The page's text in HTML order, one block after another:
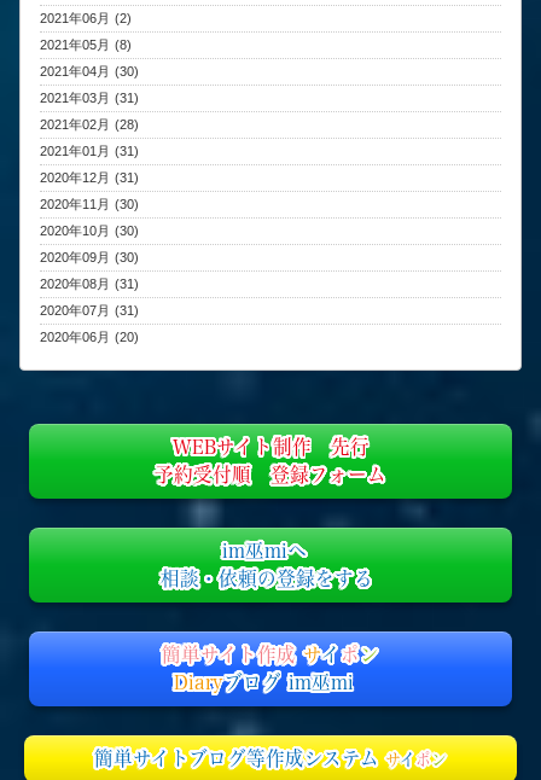
2021年06月 (2)
2021年05月 (8)
2021年04月 (30)
2021年03月 (31)
2021年02月 (28)
2021年01月 (31)
2020年12月 (31)
2020年11月 (30)
2020年10月 (30)
2020年09月 (30)
2020年08月 (31)
2020年07月 (31)
2020年06月 (20)
WEBサイト制作 先行
予約受付順 登録フォーム
im巫miへ
相談・依頼の登録をする
簡単サイト作成サイポン
Diaryブログ im巫mi
簡単サイトブログ等作成システム サイポン